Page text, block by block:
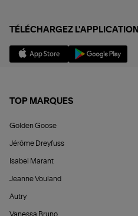
TÉLÉCHARGEZ L'APPLICATION
TOP MARQUES
Golden Goose
Jérôme Dreyfuss
Isabel Marant
Jeanne Vouland
Autry
Vanessa Bruno